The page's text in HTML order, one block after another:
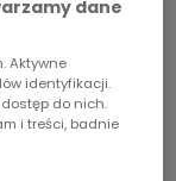
dane
Aktywne
identyfikacji.
do nich.
i treści, badnie